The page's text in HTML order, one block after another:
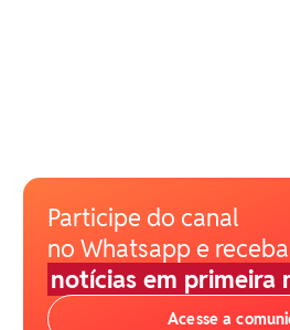
Participe do canal
no Whatsapp e receba
notícias em primeira
Acesse a